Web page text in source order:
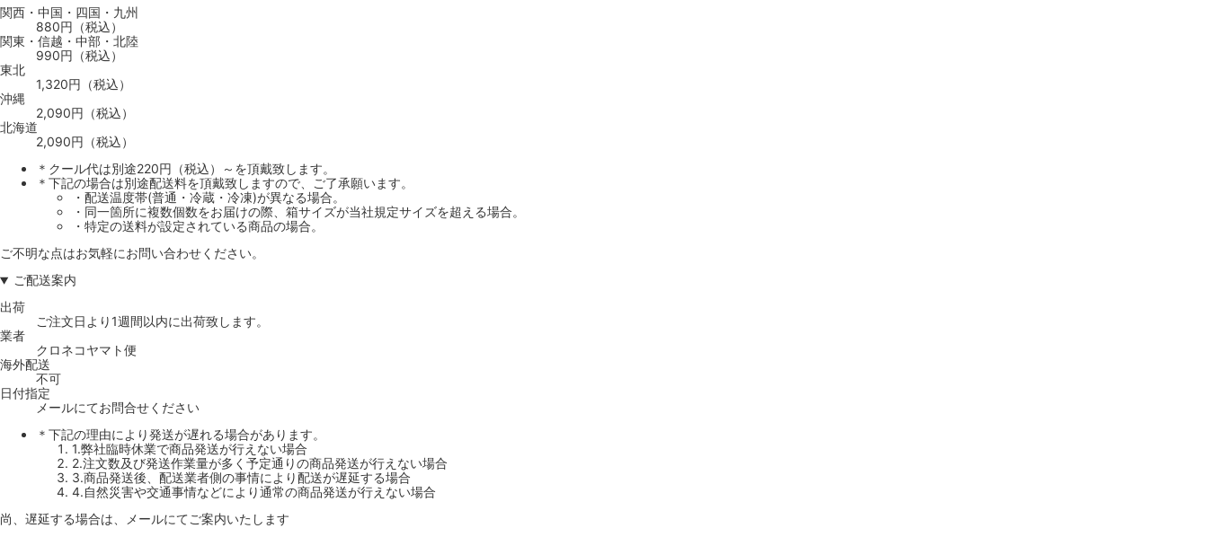
関西・中国・四国・九州
880円（税込）
関東・信越・中部・北陸
990円（税込）
東北
1,320円（税込）
沖縄
2,090円（税込）
北海道
2,090円（税込）
＊クール代は別途220円（税込）～を頂戴致します。
＊下記の場合は別途配送料を頂戴致しますので、ご了承願います。
・配送温度帯(普通・冷蔵・冷凍)が異なる場合。
・同一箇所に複数個数をお届けの際、箱サイズが当社規定サイズを超える場合。
・特定の送料が設定されている商品の場合。
ご不明な点はお気軽にお問い合わせください。
ご配送案内
出荷
ご注文日より1週間以内に出荷致します。
業者
クロネコヤマト便
海外配送
不可
日付指定
メールにてお問合せください
＊下記の理由により発送が遅れる場合があります。
1.弊社臨時休業で商品発送が行えない場合
2.注文数及び発送作業量が多く予定通りの商品発送が行えない場合
3.商品発送後、配送業者側の事情により配送が遅延する場合
4.自然災害や交通事情などにより通常の商品発送が行えない場合
尚、遅延する場合は、メールにてご案内いたします